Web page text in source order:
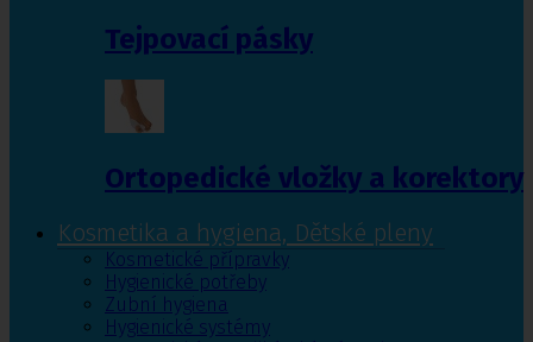
Tejpovací pásky
Ortopedické vložky a korektory
Kosmetika a hygiena, Dětské pleny
Kosmetické přípravky
Hygienické potřeby
Zubní hygiena
Hygienické systémy